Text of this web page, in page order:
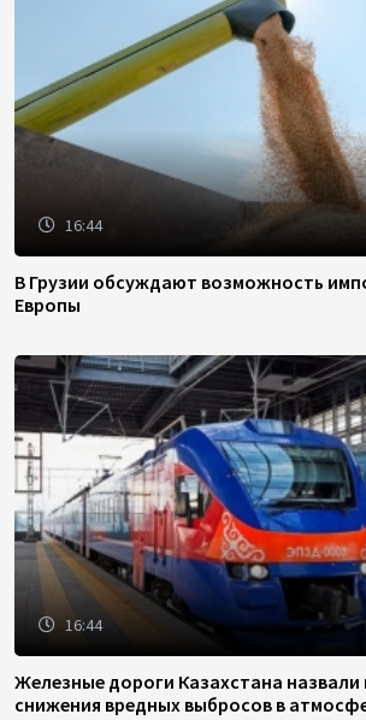
16:44
В Грузии обсуждают возможность
Европы
16:44
Железные дороги Казахстана назвали
снижения вредных выбросов в